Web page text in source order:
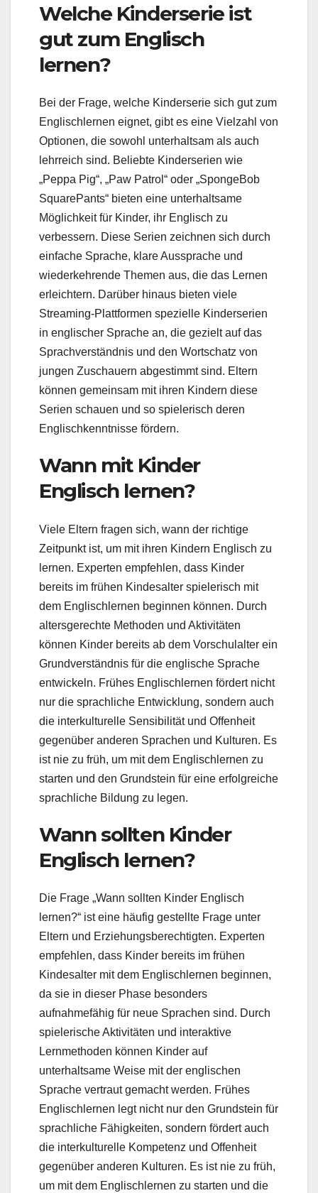
Welche Kinderserie ist
gut zum Englisch
lernen?
Bei der Frage, welche Kinderserie sich gut zum
Englischlernen eignet, gibt es eine Vielzahl von
Optionen, die sowohl unterhaltsam als auch
lehrreich sind. Beliebte Kinderserien wie
„Peppa Pig“, „Paw Patrol“ oder „SpongeBob
SquarePants“ bieten eine unterhaltsame
Möglichkeit für Kinder, ihr Englisch zu
verbessern. Diese Serien zeichnen sich durch
einfache Sprache, klare Aussprache und
wiederkehrende Themen aus, die das Lernen
erleichtern. Darüber hinaus bieten viele
Streaming-Plattformen spezielle Kinderserien
in englischer Sprache an, die gezielt auf das
Sprachverständnis und den Wortschatz von
jungen Zuschauern abgestimmt sind. Eltern
können gemeinsam mit ihren Kindern diese
Serien schauen und so spielerisch deren
Englischkenntnisse fördern.
Wann mit Kinder
Englisch lernen?
Viele Eltern fragen sich, wann der richtige
Zeitpunkt ist, um mit ihren Kindern Englisch zu
lernen. Experten empfehlen, dass Kinder
bereits im frühen Kindesalter spielerisch mit
dem Englischlernen beginnen können. Durch
altersgerechte Methoden und Aktivitäten
können Kinder bereits ab dem Vorschulalter ein
Grundverständnis für die englische Sprache
entwickeln. Frühes Englischlernen fördert nicht
nur die sprachliche Entwicklung, sondern auch
die interkulturelle Sensibilität und Offenheit
gegenüber anderen Sprachen und Kulturen. Es
ist nie zu früh, um mit dem Englischlernen zu
starten und den Grundstein für eine erfolgreiche
sprachliche Bildung zu legen.
Wann sollten Kinder
Englisch lernen?
Die Frage „Wann sollten Kinder Englisch
lernen?“ ist eine häufig gestellte Frage unter
Eltern und Erziehungsberechtigten. Experten
empfehlen, dass Kinder bereits im frühen
Kindesalter mit dem Englischlernen beginnen,
da sie in dieser Phase besonders
aufnahmefähig für neue Sprachen sind. Durch
spielerische Aktivitäten und interaktive
Lernmethoden können Kinder auf
unterhaltsame Weise mit der englischen
Sprache vertraut gemacht werden. Frühes
Englischlernen legt nicht nur den Grundstein für
sprachliche Fähigkeiten, sondern fördert auch
die interkulturelle Kompetenz und Offenheit
gegenüber anderen Kulturen. Es ist nie zu früh,
um mit dem Englischlernen zu starten und die